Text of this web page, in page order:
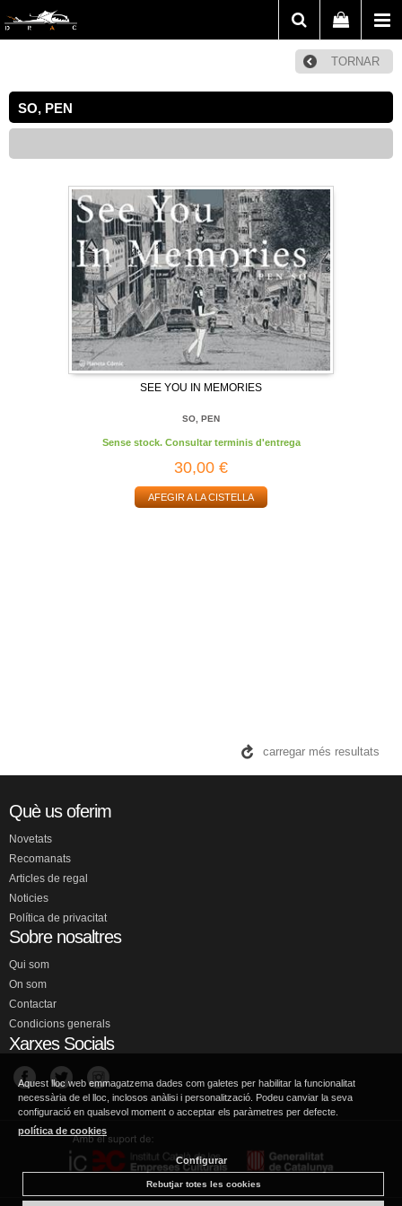
TORNAR
SO, PEN
SEE YOU IN MEMORIES
SO, PEN
Sense stock. Consultar terminis d'entrega
30,00 €
AFEGIR A LA CISTELLA
carregar més resultats
Què us oferim
Novetats
Recomanats
Articles de regal
Noticies
Política de privacitat
Sobre nosaltres
Qui som
On som
Contactar
Condicions generals
Xarxes Socials
Aquest lloc web emmagatzema dades com galetes per habilitar la funcionalitat
necessària de el lloc, inclosos anàlisi i personalització. Podeu canviar la seva
configuració en qualsevol moment o acceptar els paràmetres per defecte.
política de cookies
Configurar
Rebutjar totes les cookies